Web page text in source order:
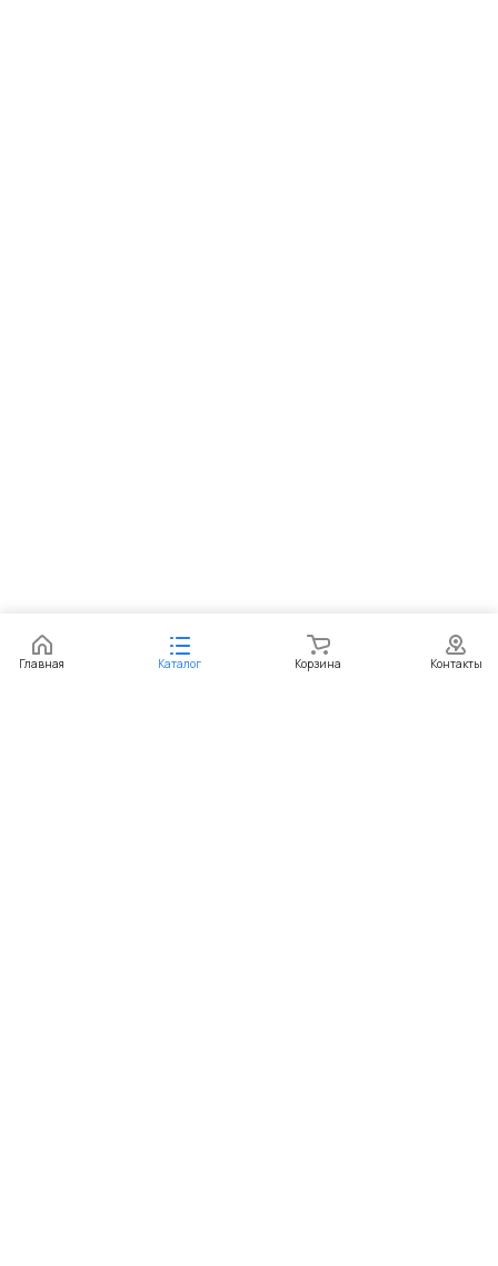
Главная Каталог Корзина Контакты